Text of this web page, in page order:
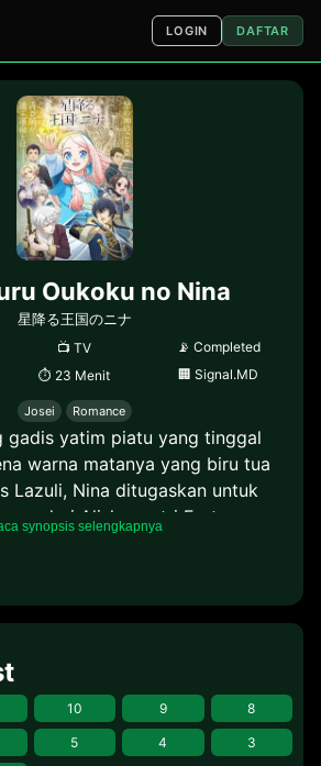
LOGIN DAFTAR
Oukoku no Nina
星降る王国のニナ
📺TV 📡 Completed
⏱ 23 Menit 🏢Signal.MD
Josei Romance
gadis yatim piatu yang tinggal
warna matanya yang biru tua
Lazuli, Nina ditugaskan untuk
dari Alisha, putri Fortna yang
Selain itu, Nina juga diminta
dinikahinya nanti.
synopsis selengkapnya
10 9 8
5 4 3